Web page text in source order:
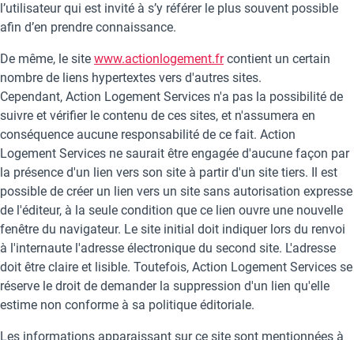
l’utilisateur qui est invité à s’y référer le plus souvent possible
afin d’en prendre connaissance.
De même, le site www.actionlogement.frcontient un certain
nombre de liens hypertextes vers d'autres sites.
Cependant, Action Logement Services n'a pas la possibilité de
suivre et vérifier le contenu de ces sites, et n'assumera en
conséquence aucune responsabilité de ce fait. Action
Logement Services ne saurait être engagée d'aucune façon par
la présence d'un lien vers son site à partir d'un site tiers. Il est
possible de créer un lien vers un site sans autorisation expresse
de l'éditeur, à la seule condition que ce lien ouvre une nouvelle
fenêtre du navigateur. Le site initial doit indiquer lors du renvoi
à l'internaute l'adresse électronique du second site. L'adresse
doit être claire et lisible. Toutefois, Action Logement Services se
réserve le droit de demander la suppression d'un lien qu'elle
estime non conforme à sa politique éditoriale.
Les informations apparaissant sur ce site sont mentionnées à